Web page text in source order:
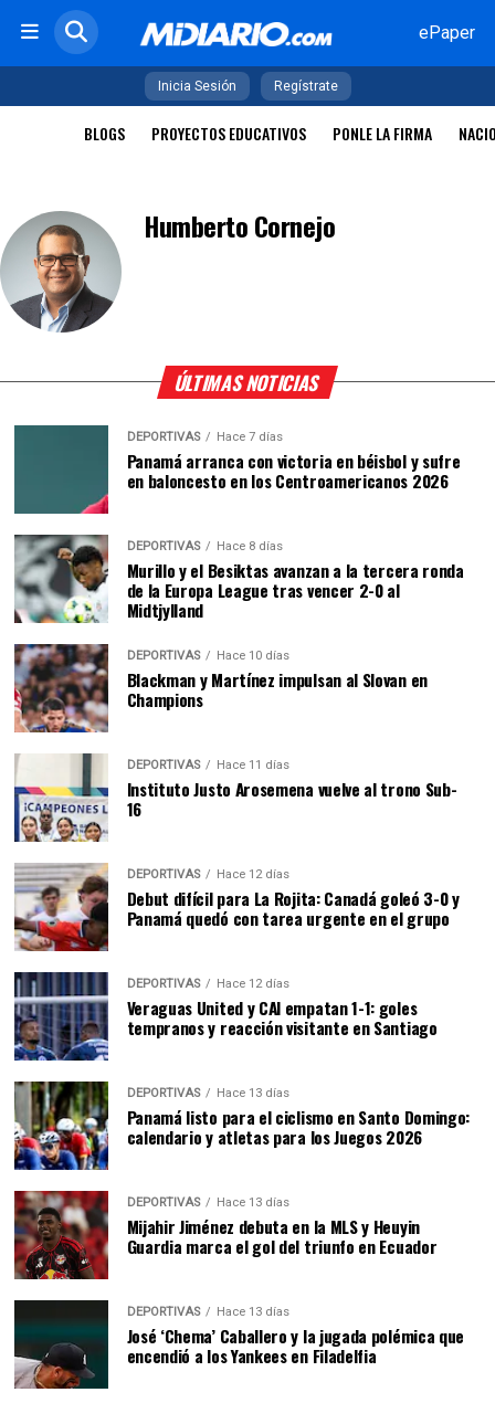
ePaper
Inicia Sesión Regístrate
BLOGS PROYECTOS EDUCATIVOS PONLE LA FIRMA
Humberto Cornejo
ÚLTIMAS NOTICIAS
DEPORTIVAS Hace 7 días
Panamá arranca con victoria en béisbol y sufre
en baloncesto en los Centroamericanos 2026
DEPORTIVAS Hace 8 días
Murillo y el Besiktas avanzan a la tercera ronda
de la Europa League tras vencer 2-0 al
Midtjylland
DEPORTIVAS Hace 10 días
Blackman y Martínez impulsan al Slovan en
Champions
DEPORTIVAS Hace 11 días
Instituto Justo Arosemena vuelve al trono Sub-
16
DEPORTIVAS Hace 12 días
Debut difícil para La Rojita: Canadá goleó 3-0 y
Panamá quedó con tarea urgente en el grupo
DEPORTIVAS Hace 12 días
Veraguas United y CAI empatan 1-1: goles
tempranos y reacción visitante en Santiago
DEPORTIVAS Hace 13 días
Panamá listo para el ciclismo en Santo Domingo:
calendario y atletas para los Juegos 2026
DEPORTIVAS Hace 13 días
Mijahir Jiménez debuta en la MLS y Heuyin
Guardia marca el gol del triunfo en Ecuador
DEPORTIVAS Hace 13 días
José ‘Chema’ Caballero y la jugada polémica que
encendió a los Yankees en Filadelfia